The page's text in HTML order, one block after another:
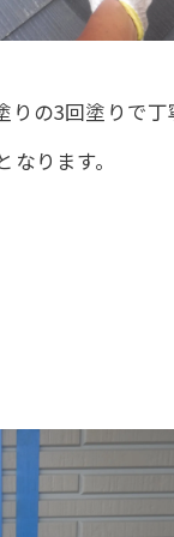
りの3回塗りで
ります。